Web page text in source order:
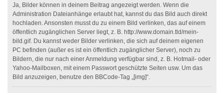
Ja, Bilder können in deinem Beitrag angezeigt werden. Wenn die
Administration Dateianhänge erlaubt hat, kannst du das Bild auch direkt
hochladen. Ansonsten musst du zu einem Bild verlinken, das auf einem
öffentlich zugänglichen Server liegt, z. B. http://www.domain.tld/mein-
bild.gif. Du kannst weder Bilder verlinken, die sich auf deinem eigenen
PC befinden (außer es ist ein öffentlich zugänglicher Server), noch zu
Bildern, die nur nach einer Anmeldung verfügbar sind, z. B. Hotmail- oder
Yahoo-Mailboxen, mit einem Passwort geschützte Seiten usw. Um das
Bild anzuzeigen, benutze den BBCode-Tag „[img]“.